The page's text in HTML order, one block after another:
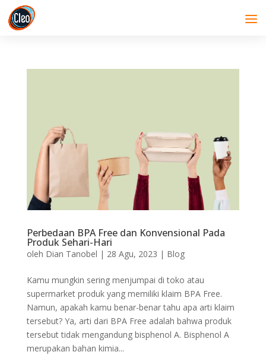
Perbedaan BPA Free dan Konvensional Pada
Produk Sehari-Hari
oleh Dian Tanobel | 28 Agu, 2023 | Blog
Kamu mungkin sering menjumpai di toko atau
supermarket produk yang memiliki klaim BPA Free.
Namun, apakah kamu benar-benar tahu apa arti klaim
tersebut? Ya, arti dari BPA Free adalah bahwa produk
tersebut tidak mengandung bisphenol A. Bisphenol A
merupakan bahan kimia...